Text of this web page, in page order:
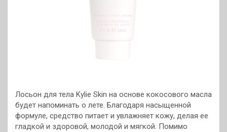
Лосьон для тела Kylie Skin на основе кокосового масла
будет напоминать о лете. Благодаря насыщенной
формуле, средство питает и увлажняет кожу, делая ее
гладкой и здоровой, молодой и мягкой. Помимо